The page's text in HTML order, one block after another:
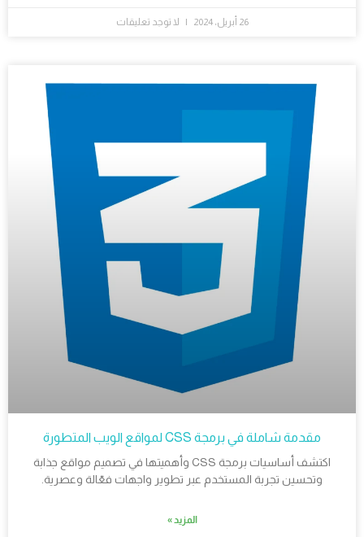
26 أبريل، 2024 لا توجد تعليقات
مقدمة شاملة في برمجة CSS لمواقع الويب المتطورة
اكتشف أساسيات برمجة CSS وأهميتها في تصميم مواقع جذابة
وتحسين تجربة المستخدم عبر تطوير واجهات فعّالة وعصرية.
المزيد »